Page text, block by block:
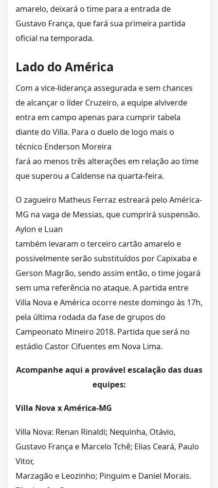
amarelo, deixará o time para a entrada de
Gustavo França, que fará sua primeira partida
oficial na temporada.
Lado do América
Com a vice-liderança assegurada e sem chances
de alcançar o líder Cruzeiro, a equipe alviverde
entra em campo apenas para cumprir tabela
diante do Villa. Para o duelo de logo mais o
técnico Enderson Moreira
fará ao menos três alterações em relação ao time
que superou a Caldense na quarta-feira.
O zagueiro Matheus Ferraz estreará pelo América-
MG na vaga de Messias, que cumprirá suspensão.
Aylon e Luan
também levaram o terceiro cartão amarelo e
possivelmente serão substituídos por Capixaba e
Gerson Magrão, sendo assim então, o time jogará
sem uma referência no ataque. A partida entre
Villa Nova e América ocorre neste domingo às 17h,
pela última rodada da fase de grupos do
Campeonato Mineiro 2018. Partida que será no
estádio Castor Cifuentes em Nova Lima.
Acompanhe aqui a provável escalação das duas
equipes:
Villa Nova x América-MG
Villa Nova: Renan Rinaldi; Nequinha, Otávio,
Gustavo França e Marcelo Tchê; Elias Ceará, Paulo
Vitor,
Marzagão e Leozinho; Pinguim e Daniel Morais.